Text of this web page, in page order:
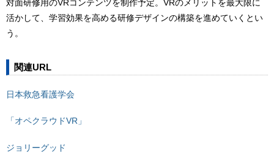
対面研修用のVRコンテンツを制作予定。VRのメリットを最大限に
活かして、学習効果を高める研修デザインの構築を進めていくとい
う。
関連URL
日本救急看護学会
「オペクラウドVR」
ジョリーグッド